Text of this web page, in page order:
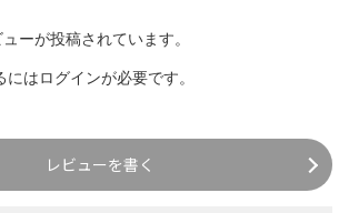
ーが投稿されています。
にはログインが必要です。
レビューを書く